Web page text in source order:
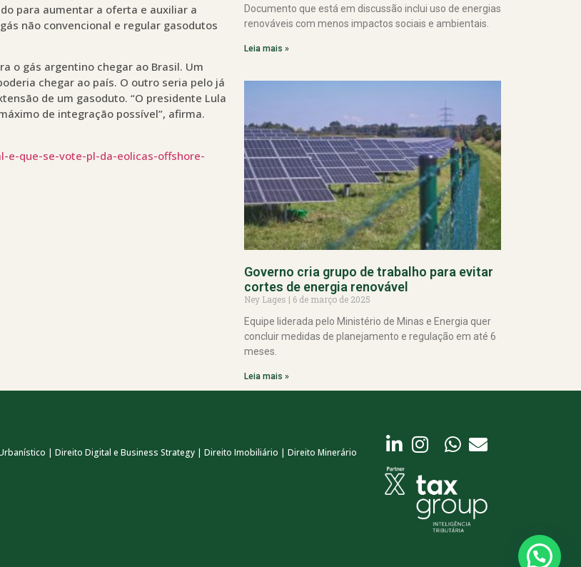
para aumentar a oferta e auxiliar a
não convencional e regular gasodutos
o gás argentino chegar ao Brasil. Um
chegar ao país. O outro seria pelo já
de um gasoduto. “O presidente Lula
de integração possível”, afirma.
e-que-se-vote-pl-da-eolicas-offshore-
Documento que está em discussão inclui uso de energias
renováveis com menos impactos sociais e ambientais.
Leia mais »
Governo cria grupo de trabalho para evitar
cortes de energia renovável
Ney Lages
6 de março de 2025
Equipe liderada pelo Ministério de Minas e Energia quer
concluir medidas de planejamento e regulação em até 6
meses.
Leia mais »
| Direito Digital e Business Strategy | Direito Imobiliário | Direito Minerário